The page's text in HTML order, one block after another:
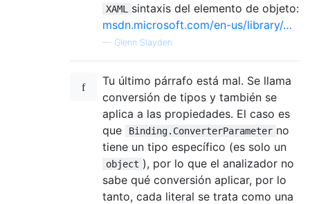
XAML
sintaxis del elemento de objeto:
msdn.microsoft.com/en-us/library/…
— Glenn Slayden
Tu último párrafo está mal. Se llama
conversión de tipos y también se
aplica a las propiedades. El caso es
que
Binding.ConverterParameter no
tiene un tipo específico (es solo un
object ), por lo que el analizador no
sabe qué conversión aplicar, por lo
tanto, cada literal se trata como una